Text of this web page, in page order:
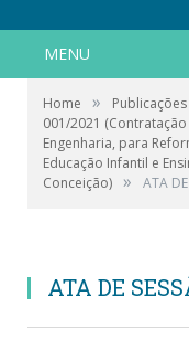
MENU
Home »
001/2021
Engenharia, para
Educação Infantil e
Conceição) » ATA
ATA DE